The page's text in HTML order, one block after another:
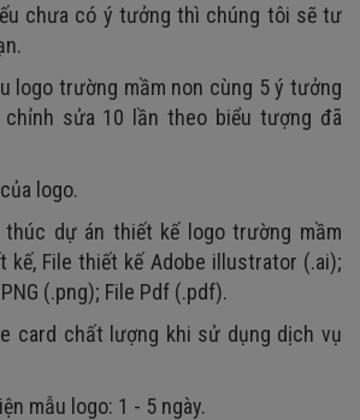
chưa có ý tưởng thì chúng tôi sẽ tư
logo trường mầm non cùng 5 ý tưởng
chỉnh sửa 10 lần theo biểu tượng đã
logo.
dự án thiết kế logo trường mầm
kế, File thiết kế Adobe illustrator (.ai);
(.png); File Pdf (.pdf).
card chất lượng khi sử dụng dịch vụ
mẫu logo: 1 - 5 ngày.